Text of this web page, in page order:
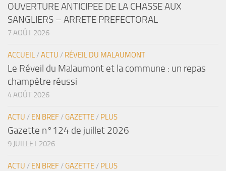
OUVERTURE ANTICIPEE DE LA CHASSE AUX
SANGLIERS – ARRETE PREFECTORAL
7 AOÛT 2026
ACCUEIL/ACTU / RÉVEIL DU MALAUMONT
Le Réveil du Malaumont et la commune : un repas
champêtre réussi
4 AOÛT 2026
ACTU / EN BREF/GAZETTE/ PLUS
Gazette n°124 de juillet 2026
9 JUILLET 2026
ACTU / EN BREF/GAZETTE/ PLUS